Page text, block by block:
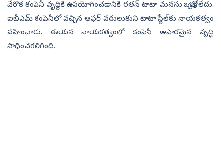
వేరొక కంపెనీ వృద్ధికి ఉపయోగించడానికి రతన్ టాటా మనసు ఒప్పుకోలేదు.
ఐబీఎమ్ కంపెనీలో వచ్చిన ఆఫర్ వదులుకుని టాటా స్టీల్‌కు నాయకత్వం
వహించారు. ఈయన నాయకత్వంలో కంపెనీ అపారమైన వృద్ధి
సాధించగలిగింది.